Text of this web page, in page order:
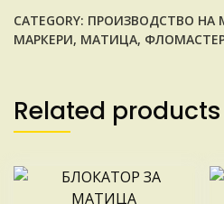
POSCA)
quantity
CATEGORY: ПРОИЗВОДСТВО НА
МАРКЕРИ, МАТИЦА,
Related products